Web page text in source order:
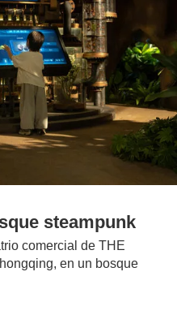
steampunk
comercial de THE
en un bosque